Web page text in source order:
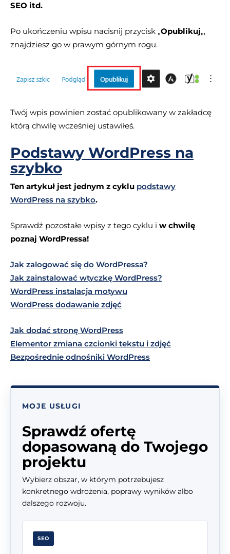
SEO itd.
Po ukończeniu wpisu nacisnij przycisk „Opublikuj„,
znajdziesz go w prawym górnym rogu.
Twój wpis powinien zostać opublikowany w zakładcę
którą chwilę wcześniej ustawiłeś.
Podstawy WordPress na
szybko
Ten artykuł jest jednym z cyklu podstawy
WordPress na szybko.
Sprawdź pozostałe wpisy z tego cyklu i w chwilę
poznaj WordPressa!
Jak zalogować się do WordPressa?
Jak zainstalować wtyczkę WordPress?
WordPress instalacja motywu
WordPress dodawanie zdjęć
Jak dodać stronę WordPress
Elementor zmiana czcionki tekstu i zdjęć
Bezpośrednie odnośniki WordPress
MOJE USŁUGI
Sprawdź ofertę
dopasowaną do Twojego
projektu
Wybierz obszar, w którym potrzebujesz
konkretnego wdrożenia, poprawy wyników albo
dalszego rozwoju.
SEO